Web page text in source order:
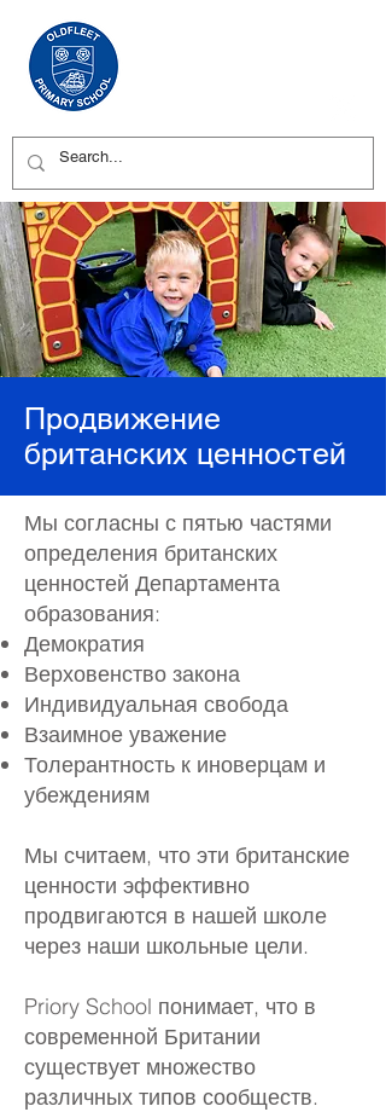
Продвижение
британских ценностей
Мы согласны с пятью частями
определения британских
ценностей Департамента
образования:
Демократия
Верховенство закона
Индивидуальная свобода
Взаимное уважение
Толерантность к иноверцам и
убеждениям
Мы считаем, что эти британские
ценности эффективно
продвигаются в нашей школе
через наши школьные цели.
Priory School понимает, что в
современной Британии
существует множество
различных типов сообществ.